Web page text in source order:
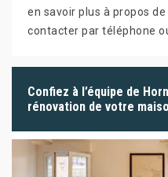
en savoir plus à propos
contacter par téléphone
Confiez à l’équipe de
rénovation de votre